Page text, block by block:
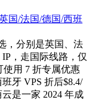
，分别是英国、法
，走国际线路，仅
使用 7 折专属优惠
牙 VPS 折后$8.4/
是一家 2024 年成